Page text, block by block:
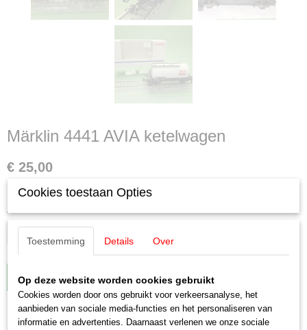
Märklin 4441 AVIA ketelwagen
€ 25,00
Op voorraad
Aantal
IN WINKELWAGEN
Specificaties
Cookies toestaan Opties
Toestemming Details Over
Op deze website worden cookies gebruikt
Cookies worden door ons gebruikt voor verkeersanalyse, het
aanbieden van sociale media-functies en het personaliseren van
informatie en advertenties. Daarnaast verlenen we onze sociale